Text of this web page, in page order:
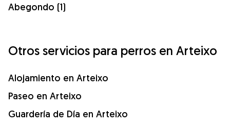
Abegondo (1)
Otros servicios para perros en Arteixo
Alojamiento en Arteixo
Paseo en Arteixo
Guardería de Día en Arteixo